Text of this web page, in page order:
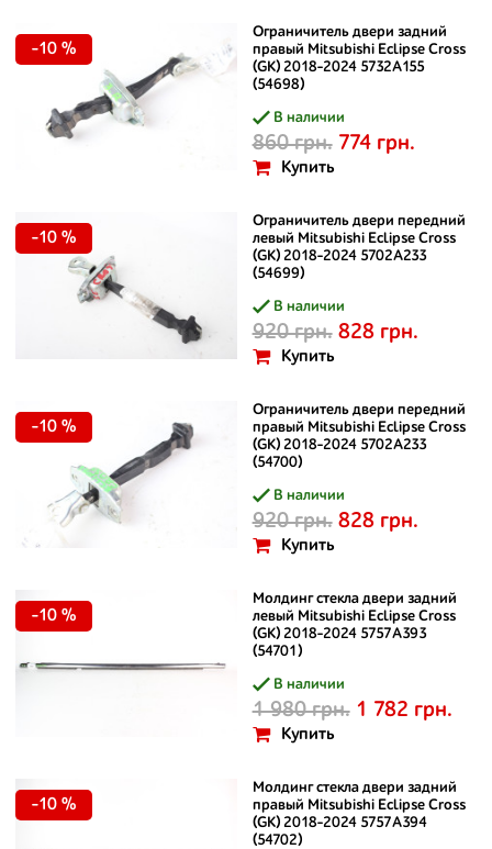
Ограничитель двери задний
правый Mitsubishi Eclipse Cross
(GK) 2018-2024 5732A155
(54698)
В наличии
860 грн. 774 грн.
Купить
-10 %
Ограничитель двери передний
левый Mitsubishi Eclipse Cross
(GK) 2018-2024 5702A233
(54699)
В наличии
920 грн. 828 грн.
Купить
-10 %
Ограничитель двери передний
правый Mitsubishi Eclipse Cross
(GK) 2018-2024 5702A233
(54700)
В наличии
920 грн. 828 грн.
Купить
-10 %
Молдинг стекла двери задний
левый Mitsubishi Eclipse Cross
(GK) 2018-2024 5757A393
(54701)
В наличии
1 980 грн. 1 782 грн.
Купить
-10 %
Молдинг стекла двери задний
правый Mitsubishi Eclipse Cross
(GK) 2018-2024 5757A394
(54702)
-10 %